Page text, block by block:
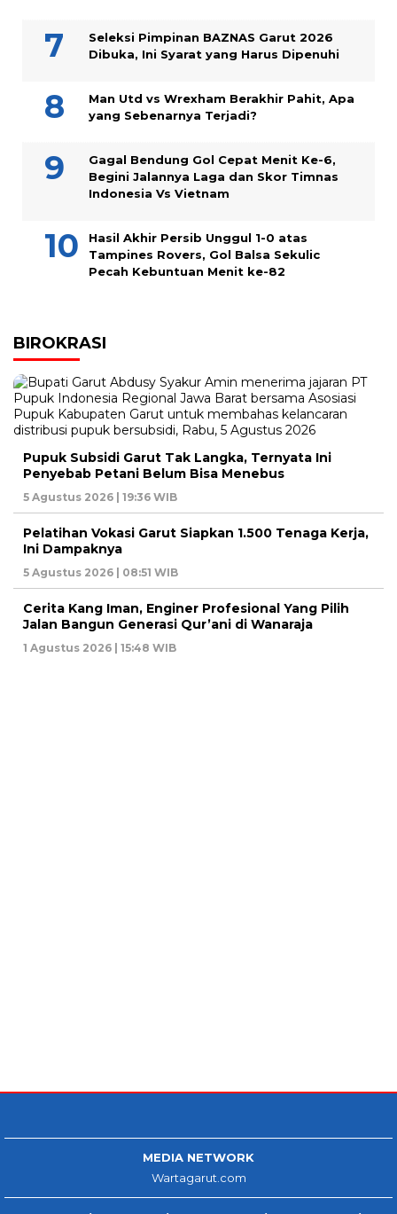
Seleksi Pimpinan BAZNAS Garut 2026
Dibuka, Ini Syarat yang Harus Dipenuhi
Man Utd vs Wrexham Berakhir Pahit, Apa
yang Sebenarnya Terjadi?
Gagal Bendung Gol Cepat Menit Ke-6,
Begini Jalannya Laga dan Skor Timnas
Indonesia Vs Vietnam
Hasil Akhir Persib Unggul 1-0 atas
Tampines Rovers, Gol Balsa Sekulic
Pecah Kebuntuan Menit ke-82
BIROKRASI
Pupuk Subsidi Garut Tak Langka, Ternyata Ini
Penyebab Petani Belum Bisa Menebus
5 Agustus 2026 | 19:36 WIB
Pelatihan Vokasi Garut Siapkan 1.500 Tenaga Kerja,
Ini Dampaknya
5 Agustus 2026 | 08:51 WIB
Cerita Kang Iman, Enginer Profesional Yang Pilih
Jalan Bangun Generasi Qur’ani di Wanaraja
1 Agustus 2026 | 15:48 WIB
MEDIA NETWORK
Wartagarut.com